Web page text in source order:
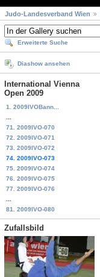
Judo-Landesverband Wien
Erweiterte Suche
Diashow ansehen
International Vienna
Open 2009
1. 2009IVOBann...
71. 2009IVO-070
72. 2009IVO-071
73. 2009IVO-072
74. 2009IVO-073
75. 2009IVO-074
76. 2009IVO-075
77. 2009IVO-076
81. 2009IVO-080
Zufallsbild